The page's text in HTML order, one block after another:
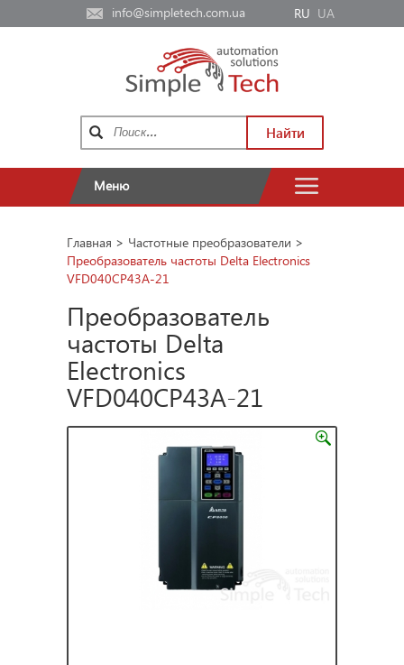
info@simpletech.com.ua RU UA
Найти
Меню
Главная > Частотные преобразователи >
Преобразователь частоты Delta Electronics
VFD040CP43A-21
Преобразователь
частоты Delta
Electronics
VFD040CP43A-21